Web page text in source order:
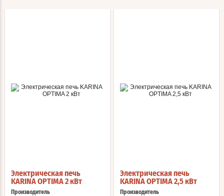
Электрическая печь
KARINA OPTIMA 2 кВт
Производитель
Электрическая печь
KARINA OPTIMA 2,5 кВт
Производитель